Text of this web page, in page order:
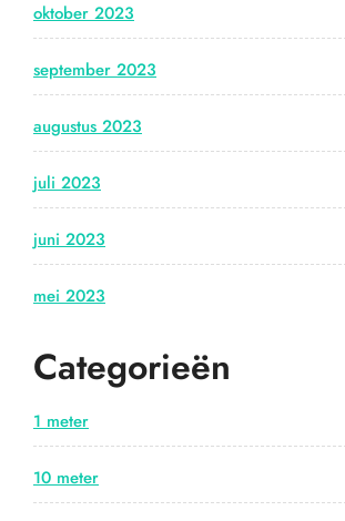
oktober 2023
september 2023
augustus 2023
juli 2023
juni 2023
mei 2023
Categorieën
1 meter
10 meter